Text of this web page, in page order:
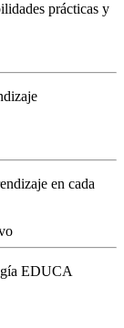
prácticas y
en cada
EDUCA